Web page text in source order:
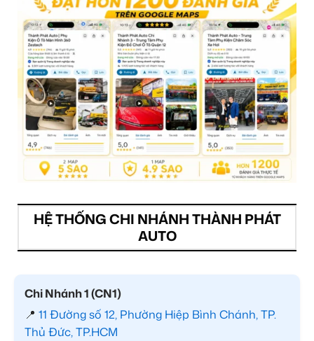
HỆ THỐNG CHI NHÁNH THÀNH PHÁT
AUTO
Chi Nhánh 1 (CN1)
📍 11 Đường số 12, Phường Hiệp Bình Chánh, TP.
Thủ Đức, TP.HCM